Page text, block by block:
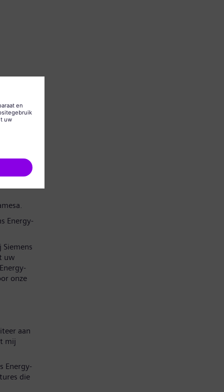
Energy-
uw
onze
aan
mij
Energy-
die